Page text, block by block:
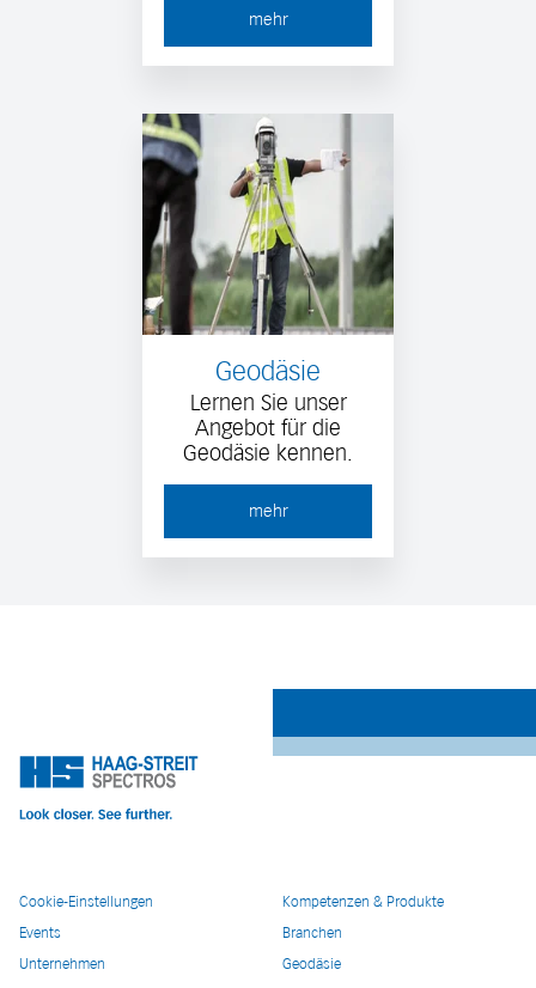
mehr
Geodäsie
Lernen Sie unser
Angebot für die
Geodäsie kennen.
mehr
Cookie-Einstellungen
Events
Unternehmen
Kompetenzen & Produkte
Branchen
Geodäsie